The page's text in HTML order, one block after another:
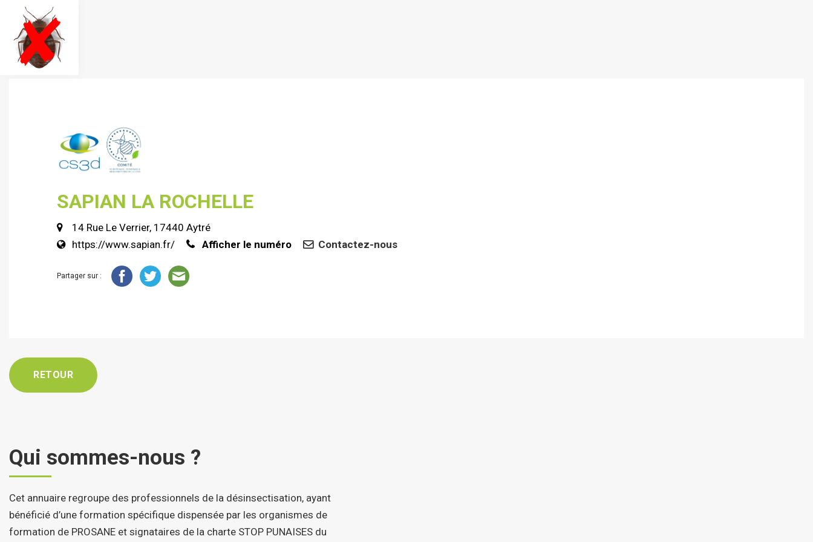
SAPIAN LA ROCHELLE
14 Rue Le Verrier, 17440 Aytré
https://www.sapian.fr/
Afficher le numéro Contactez-nous
Partager sur :
RETOUR
Qui sommes-nous ?
Cet annuaire regroupe des professionnels de la désinsectisation, ayant
bénéficié d’une formation spécifique dispensée par les organismes de
formation de PROSANE et signataires de la charte STOP PUNAISES du